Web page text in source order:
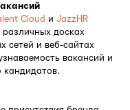
Cloud и JazzHR
досках
сетей и веб-сайтах
вакансий и